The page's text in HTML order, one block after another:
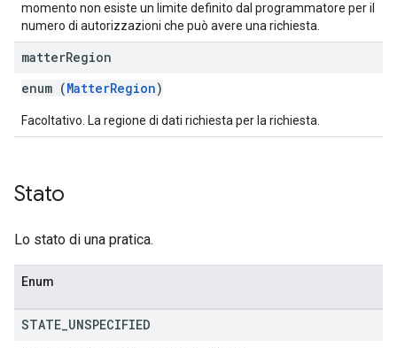
momento non esiste un limite definito dal programmatore per il
numero di autorizzazioni che può avere una richiesta.
matterRegion
enum (MatterRegion)
Facoltativo. La regione di dati richiesta per la richiesta.
Stato
Lo stato di una pratica.
Enum
STATE UNSPECIFIED